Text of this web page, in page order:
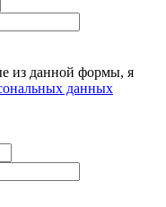
из данной формы, я
данных